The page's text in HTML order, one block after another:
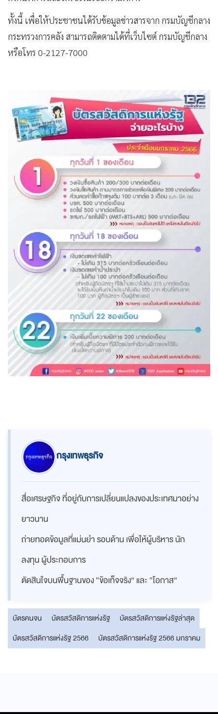
ทั้งนี้ เพื่อให้ประชาชนได้รับข้อมูลข่าวสารจาก กรมบัญชีกลาง
กระทรวงการคลัง สามารถติดตามได้ที่เว็บไซต์ กรมบัญชีกลาง
หรือโทร 0-2127-7000
กรุงเทพธุรกิจ
สื่อเศรษฐกิจ ที่อยู่กับการเปลี่ยนแปลงของประเทศมาอย่าง
ยาวนาน
ถ่ายทอดข้อมูลที่แม่นยำ รอบด้าน เพื่อให้ผู้บริหาร นัก
ลงทุน ผู้ประกอบการ
ตัดสินใจบนพื้นฐานของ “ข้อเท็จจริง” และ “โอกาส”
บัตรคนจน บัตรสวัสดิการแห่งรัฐ
บัตรสวัสดิการแห่งรัฐล่าสุด
บัตรสวัสดิการแห่งรัฐ 2566
บัตรสวัสดิการแห่งรัฐ 2566 มกราคม